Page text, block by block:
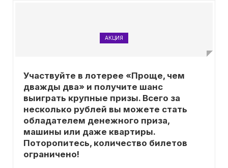
АКЦИЯ
Участвуйте в лотерее «Проще, чем
дважды два» и получите шанс
выиграть крупные призы. Всего за
несколько рублей вы можете стать
обладателем денежного приза,
машины или даже квартиры.
Поторопитесь, количество билетов
ограничено!